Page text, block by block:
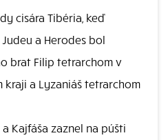
cisára Tibéria, keď
a Herodes bol
brat Filip tetrarchom v
a Lyzaniáš tetrarchom
Kajfáša zaznel na púšti